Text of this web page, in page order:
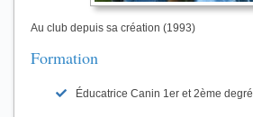
Au club depuis sa création (1993)
Formation
Éducatrice Canin 1er et 2ème degré.